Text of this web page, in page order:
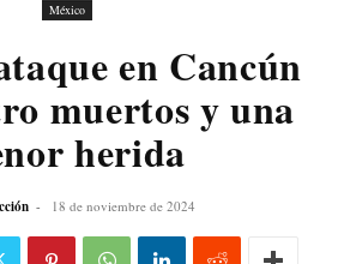
México
en Cancún
muertos y una
herida
- 18 de noviembre de 2024